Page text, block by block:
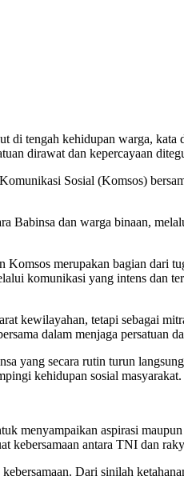
tengah kehidupan warga, kata
dirawat dan kepercayaan
Sosial (Komsos)
Babinsa dan warga binaan,
merupakan bagian dari
komunikasi yang intens dan
kewilayahan, tetapi sebagai
dalam menjaga persatuan
yang secara rutin turun
kehidupan sosial masyarakat.
menyampaikan aspirasi
kebersamaan antara TNI dan
Dari sinilah